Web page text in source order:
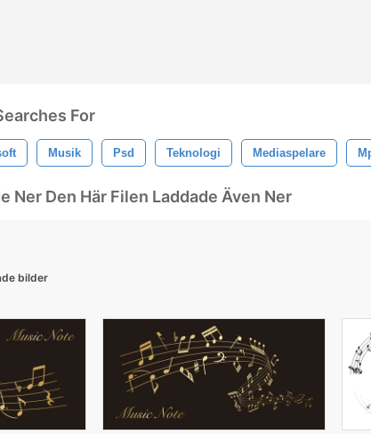
For
Musik Psd Teknologi Mediaspelare
Ner Den Här Filen Laddade Även Ner
bilder